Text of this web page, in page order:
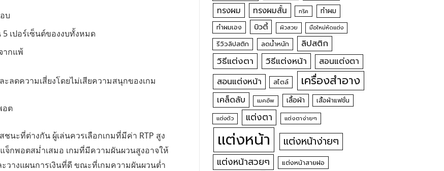
บ
เปอร์เซ็นต์ของงบทั้งหมด
ากแพ้
ลดความเสี่ยงโดยไม่เสียความสนุกของเกม
อต
นะที่ต่างกัน ผู้เล่นควรเลือกเกมที่มีค่า RTP สูง
กพอตสม่ำเสมอ เกมที่มีความผันผวนสูงอาจให้
วางแผนการเงินที่ดี ขณะที่เกมความผันผวนต่ำ
ทรงผม ทรงผมสั้น ทริค ทำผม
ทำผมเอง บิวตี้ ผิวสวย มือใหม่หัดแต่ง
รีวิวลิปสติก ลดน้ำหนัก ลิปสติก
วิธีแต่งตา วิธีแต่งหน้า สอนแต่งตา
สอนแต่งหน้า สไตล์ เครื่องสำอาง
เคล็ดลับ เมคอัพ เสื้อผ้า เสื้อผ้าแฟชั่น
แต่งตัว แต่งตา แต่งตาง่ายๆ
แต่งหน้า แต่งหน้าง่ายๆ
แต่งหน้าสวยๆ
แต่งหน้าสายฝอ